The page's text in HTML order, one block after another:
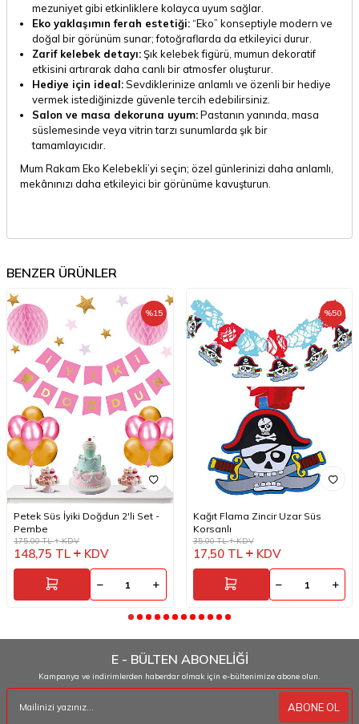
mezuniyet gibi etkinliklere kolayca uyum sağlar.
Eko yaklaşımın ferah estetiği:“Eko” konseptiyle modern ve
doğal bir görünüm sunar; fotoğraflarda da etkileyici durur.
Zarif kelebek detayı:Şık kelebek figürü, mumun dekoratif
etkisini artırarak daha canlı bir atmosfer oluşturur.
Hediye için ideal:Sevdiklerinize anlamlı ve özenli bir hediye
vermek istediğinizde güvenle tercih edebilirsiniz.
Salon ve masa dekoruna uyum:Pastanın yanında, masa
süslemesinde veya vitrin tarzı sunumlarda şık bir
tamamlayıcıdır.
Mum Rakam Eko Kelebekli’yi seçin; özel günlerinizi daha anlamlı,
mekânınızı daha etkileyici bir görünüme kavuşturun.
BENZER ÜRÜNLER
%15
Petek Süs İyiki Doğdun 2'li Set -
Pembe
175,00TL KDV
148,75 TL KDV
%50
Kağıt Flama Zincir Uzar Süs
Korsanlı
35,00TL KDV
17,50TL KDV
E - BÜLTEN ABONELİĞİ
Kampanya ve indirimlerden haberdar olmak için e-bültenimize abone olun.
ABONE OL